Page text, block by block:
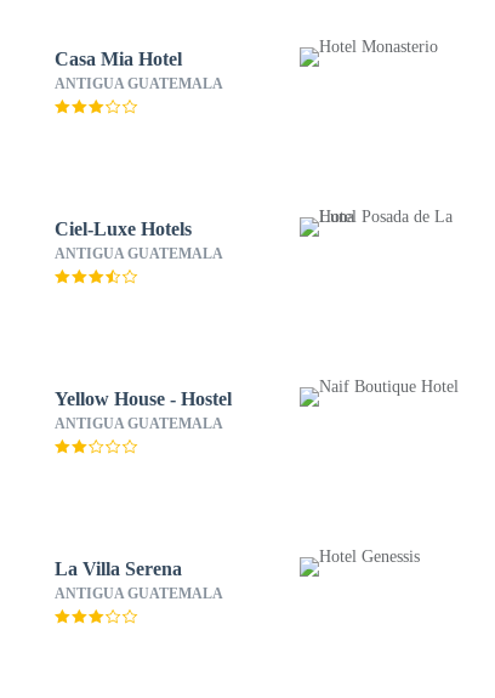
Casa Mia Hotel
ANTIGUA GUATEMALA
Ciel-Luxe Hotels
ANTIGUA GUATEMALA
Yellow House - Hostel
ANTIGUA GUATEMALA
La Villa Serena
ANTIGUA GUATEMALA